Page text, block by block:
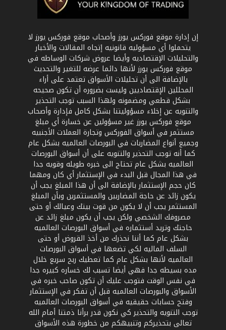
إن إدارة موقع فوركس يورز وأصحاب موقع فوركس يورز لا
يتحملوا أي مسؤوليه قانونيه إتجاه المقالات والأخبار
والتحليلات الإقتصاديه وأيضا عروض شركات الوساطه في
موقع فوركس يورز لأنها دائما عرضه للتغير والتحديث
بالإضافة الى أن تحليلات الأسواق تعتمد على أراء
المحللين الإقتصاديين وليست بضروره أن تكون صحيحه
بشكل قطعي ومضمونه ولهذا السبب توجب التحذير
والتنويه عن إخلاء مسؤوليتنا بشكل كامل فإدارة وأصحاب
موقع فوركس يورز غير مسؤولين عن خسارة أي مبلغ
مستثمر في أسواق الفوركس وتجارة العملات الأجنبيه
وجميع أنواع المضاربات في البورصات العالميه بشكل عام
كما أنه توجب التحذير والتنويه على أن أسواق البورصات
العالميه بشكل عام تحتاج الى خبره طويله وقويه جدا
في هذا المجال قبل البدء في الإستثمار أي كان ومهما
كان حجم الإستثمار بالإضافة الى أن هذا المبلغ يجب أن
يكون زائد عن حاجة المضاربين والمستثمرين وبأن المبلغ
المستثمر يجب أن لا يكون من قوت بيتك وعيالك أو حتى
مصروفك الشخصي ولكن يجب أن يكون مبلغ زائد عن
حاجتك وتريد أستثماره في أسواق البورصات العالميه
بشكل عام كما أننا نحذرك من أخذ القروض أو حتى
السلف الماليه لكي تضعها في أسواق البورصات
العالميه لأنها بشكل عام كما تعطيك ربح سريع خلال
مده بسيطه جدا فهي أيضا تسبب لك خساره كبيره جدا
في نفس الوقت فتوجب عليك أن تكون صاحب خبره في
الأسواق والبورصات العالميه قبل أن تفكر في الإستثمار
وفتح حسابات حقيقيه في أسواق البورصات العالميه
توجب التنويه والتحذير كي نكون قدر برأنا ذمتنا أمام الله
تعالى بتحذيركم وتنبيهكم من خطورة هذه الأسواق